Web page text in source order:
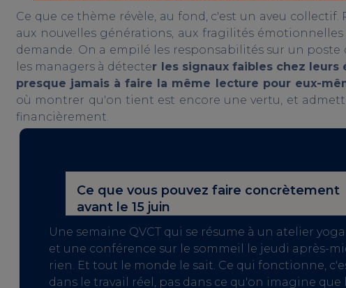
Ce que ce thème révèle, au fond, c'est un aveu
aux nouvelles générations, aux fragilités
demande. On a empilé les responsabilités sur un
les managers à détecter les signaux faibles chez
presque jamais à faire la même lecture pour eux-
où montrer qu'on tient est encore une vertu, et
financièrement.
Ce que vous pouvez faire concrètement
avant le 15 juin
Une semaine QVCT qui se résume à un atelier
et une conférence sur le sommeil le jeudi après-
rien. Et tout le monde le sait. Ce qui fonctionne,
dans le travail réel, pas dans ce qu'on imagine que